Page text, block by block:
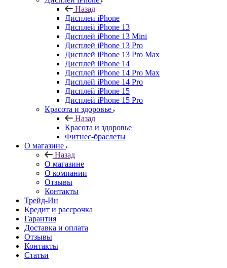
Назад
Дисплеи iPhone
Дисплей iPhone 13
Дисплей iPhone 13 Mini
Дисплей iPhone 13 Pro
Дисплей iPhone 13 Pro Max
Дисплей iPhone 14
Дисплей iPhone 14 Pro Max
Дисплей iPhone 14 Pro
Дисплей iPhone 15
Дисплей iPhone 15 Pro
Красота и здоровье
Назад
Красота и здоровье
Фитнес-браслеты
О магазине
Назад
О магазине
О компании
Отзывы
Контакты
Трейд-Ин
Кредит и рассрочка
Гарантия
Доставка и оплата
Отзывы
Контакты
Статьи